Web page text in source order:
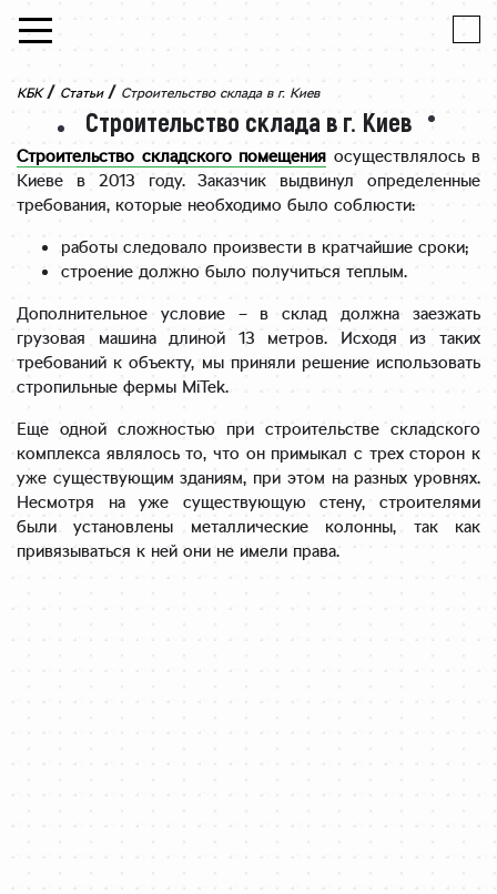
Skip to content
КБК / Статьи / Строительство склада в г. Киев
Строительство склада в г. Киев
Строительство складского помещения осуществлялось в
Киеве в 2013 году. Заказчик выдвинул определенные
требования, которые необходимо было соблюсти:
работы следовало произвести в кратчайшие сроки;
строение должно было получиться теплым.
Дополнительное условие – в склад должна заезжать
грузовая машина длиной 13 метров. Исходя из таких
требований к объекту, мы приняли решение использовать
стропильные фермы MiTek.
Еще одной сложностью при строительстве складского
комплекса являлось то, что он примыкал с трех сторон к
уже существующим зданиям, при этом на разных уровнях.
Несмотря на уже существующую стену, строителями
были установлены металлические колонны, так как
привязываться к ней они не имели права.